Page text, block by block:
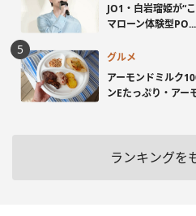
JO1・白岩瑠姫が“
マローン体験型PO...
グルメ
アーモンドミルク
ンEたっぷり・アー
ランキングを